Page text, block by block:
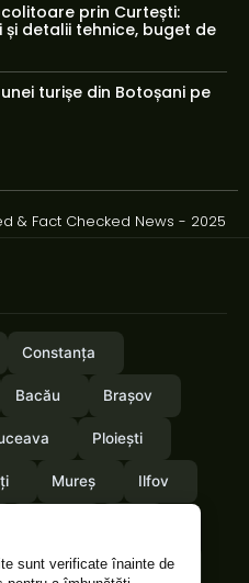
sunt verificate înainte de
prin Curtești:
detalii tehnice, buget de
turișe din Botoșani pe
& Fact Checked News - 2025
Constanța
Bacău Brașov
Ploiești
Mureș Ilfov
Vrancea Satumare